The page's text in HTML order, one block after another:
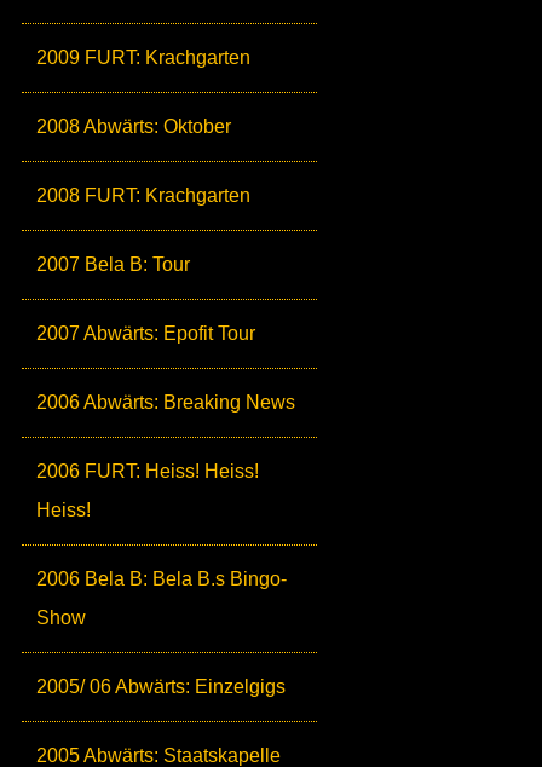
2009 FURT: Krachgarten
2008 Abwärts: Oktober
2008 FURT: Krachgarten
2007 Bela B: Tour
2007 Abwärts: Epofit Tour
2006 Abwärts: Breaking News
2006 FURT: Heiss! Heiss!
Heiss!
2006 Bela B: Bela B.s Bingo-
Show
2005/ 06 Abwärts: Einzelgigs
2005 Abwärts: Staatskapelle